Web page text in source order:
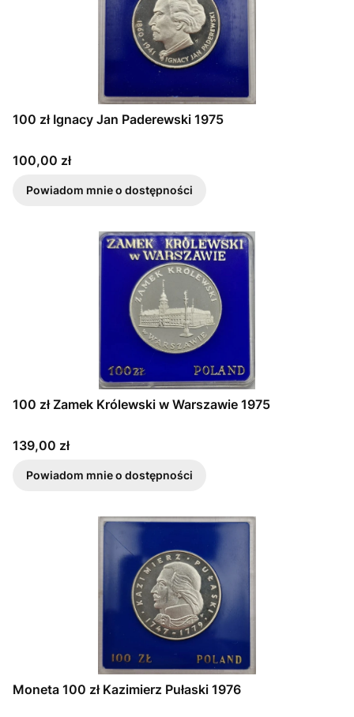
100 zł Ignacy Jan Paderewski 1975
Cena
100,00 zł
Powiadom mnie o dostępności
100 zł Zamek Królewski w Warszawie 1975
Cena
139,00 zł
Powiadom mnie o dostępności
Moneta 100 zł Kazimierz Pułaski 1976